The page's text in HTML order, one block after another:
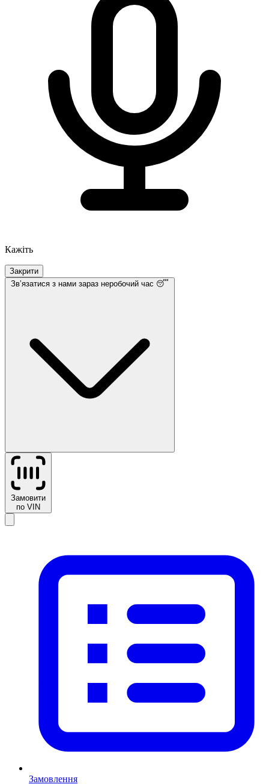
Кажіть
Закрити
Звʼязатися з нами зараз неробочий час 😴
Замовити
по VIN
Замовлення